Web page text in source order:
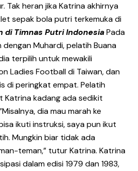
Tak heran jika Katrina akhirnya
sepak bola putri terkemuka di
di Timnas Putri IndonesiaPada
dengan Muhardi, pelatih Buana
terpilih untuk mewakili
Ladies Football di Taiwan, dan
di peringkat empat. Pelatih
Katrina kadang ada sedikit
dia mau marah ke
ikuti instruksi, saya pun ikut
Mungkin biar tidak ada
teman,” tutur Katrina. Katrina
dalam edisi 1979 dan 1983,